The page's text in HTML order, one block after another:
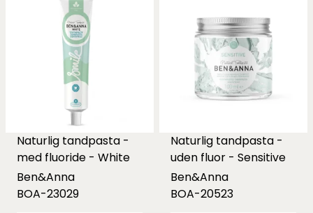
Naturlig tandpasta -
med fluoride - White
Ben&Anna
BOA-23029
Naturlig tandpasta -
uden fluor - Sensitive
Ben&Anna
BOA-20523